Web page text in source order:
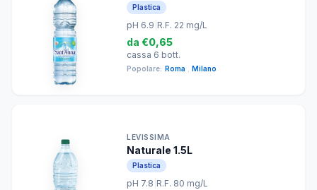
Plastica
pH 6.9 R.F. 22 mg/L
da €0,65
cassa 6 bott.
Popolare: Roma Milano
LEVISSIMA
Naturale 1.5L
Plastica
pH 7.8 R.F. 80 mg/L